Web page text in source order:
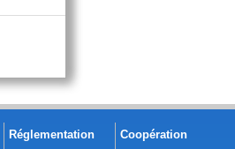
Réglementation Coopération